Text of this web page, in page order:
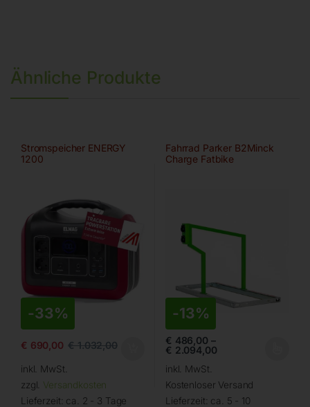
Ähnliche Produkte
Stromspeicher ENERGY
1200
-33%
€ 690,00 €1.032,00
inkl. MwSt.
zzgl. Versandkosten
Lieferzeit: ca. 2 - 3 Tage
Fahrrad Parker B2Minck
Charge Fatbike
-13%
€ 486,00 –
€ 2.094,00
inkl. MwSt.
Kostenloser Versand
Lieferzeit: ca. 5 - 10